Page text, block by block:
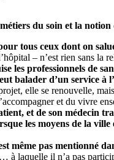
du soin et la notion
tous ceux dont on
– n’est rien sans la
les professionnels de
d’un service à
elle se renouvelle,
et du vivre
et de son médecin
les moyens de la
même pas mentionné
à laquelle il n’a pas